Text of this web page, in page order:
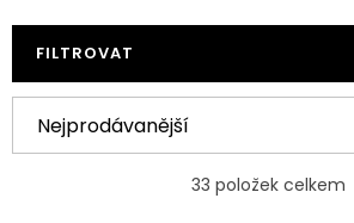
FILTROVAT
a
Nejprodávanější
33 položek celkem